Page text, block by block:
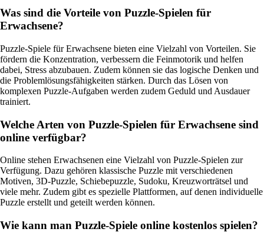
Was sind die Vorteile von Puzzle-Spielen für
Erwachsene?
Puzzle-Spiele für Erwachsene bieten eine Vielzahl von Vorteilen. Sie
fördern die Konzentration, verbessern die Feinmotorik und helfen
dabei, Stress abzubauen. Zudem können sie das logische Denken und
die Problemlösungsfähigkeiten stärken. Durch das Lösen von
komplexen Puzzle-Aufgaben werden zudem Geduld und Ausdauer
trainiert.
Welche Arten von Puzzle-Spielen für Erwachsene sind
online verfügbar?
Online stehen Erwachsenen eine Vielzahl von Puzzle-Spielen zur
Verfügung. Dazu gehören klassische Puzzle mit verschiedenen
Motiven, 3D-Puzzle, Schiebepuzzle, Sudoku, Kreuzworträtsel und
viele mehr. Zudem gibt es spezielle Plattformen, auf denen individuelle
Puzzle erstellt und geteilt werden können.
Wie kann man Puzzle-Spiele online kostenlos spielen?